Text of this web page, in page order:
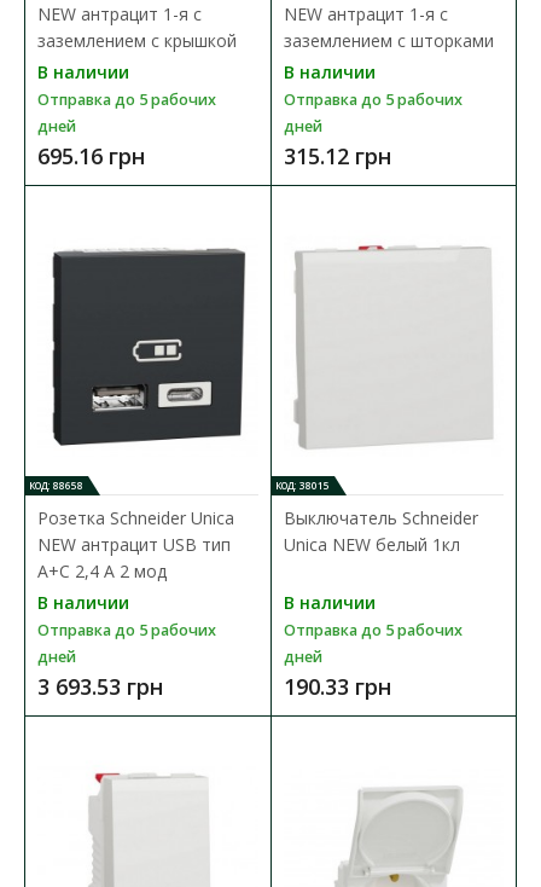
В закладки
Выключатель Schneider Unica NEW антрацит 1кл
1мод.
Доступность: В наличии
Отправка до 5 рабочих дней
364.42 грн
NEW антрацит 1-я с
заземлением с крышкой
В наличии
Отправка до 5 рабочих
дней
695.16 грн
NEW антрацит 1-я с
заземлением с шторками
В наличии
Отправка до 5 рабочих
дней
315.12 грн
КОД: 88658
Розетка Schneider Unica
NEW антрацит USB тип
A+C 2,4 А 2 мод
В наличии
Отправка до 5 рабочих
дней
3 693.53 грн
КОД: 38015
Выключатель Schneider
Unica NEW белый 1кл
В наличии
Отправка до 5 рабочих
дней
190.33 грн